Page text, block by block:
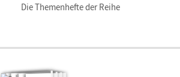
Die Themenhefte der Reihe